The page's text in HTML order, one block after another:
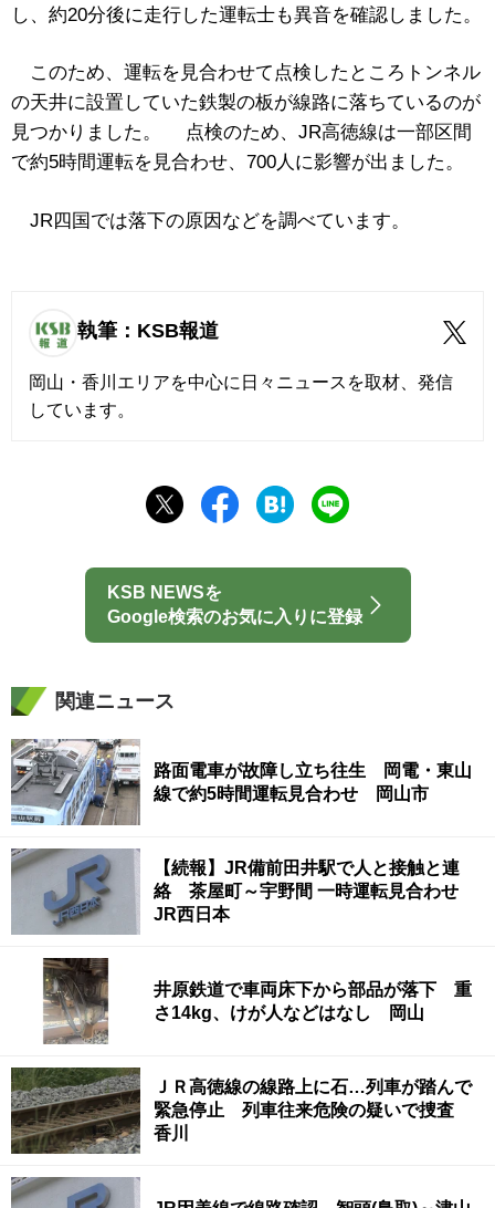
し、約20分後に走行した運転士も異音を確認しました。
このため、運転を見合わせて点検したところトンネル
の天井に設置していた鉄製の板が線路に落ちているのが
見つかりました。 点検のため、JR高徳線は一部区間
で約5時間運転を見合わせ、700人に影響が出ました。
JR四国では落下の原因などを調べています。
執筆：KSB報道
岡山・香川エリアを中心に日々ニュースを取材、発信
しています。
KSB NEWSを
Google検索のお気に入りに登録
関連ニュース
路面電車が故障し立ち往生 岡電・東山
線で約5時間運転見合わせ 岡山市
【続報】JR備前田井駅で人と接触と連
絡 茶屋町～宇野間 一時運転見合わせ
JR西日本
井原鉄道で車両床下から部品が落下 重
さ14kg、けが人などはなし 岡山
ＪＲ高徳線の線路上に石…列車が踏んで
緊急停止 列車往来危険の疑いで捜査
香川